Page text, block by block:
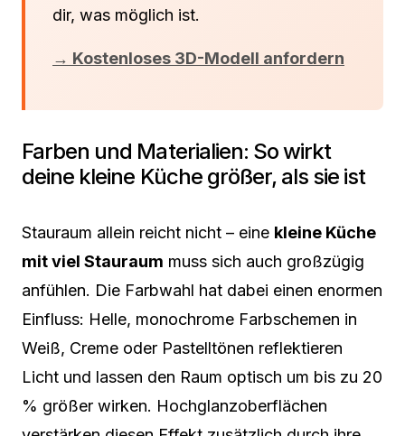
dir, was möglich ist.
→ Kostenloses 3D-Modell anfordern
Farben und Materialien: So wirkt
deine kleine Küche größer, als sie ist
Stauraum allein reicht nicht – eine kleine Küche
mit viel Stauraum muss sich auch großzügig
anfühlen. Die Farbwahl hat dabei einen enormen
Einfluss: Helle, monochrome Farbschemen in
Weiß, Creme oder Pastelltönen reflektieren
Licht und lassen den Raum optisch um bis zu 20
% größer wirken. Hochglanzoberflächen